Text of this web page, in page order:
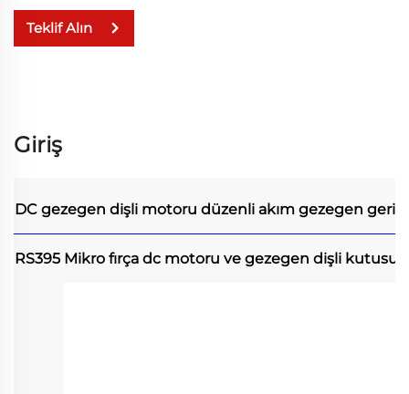
Teklif Alın
Giriş
DC gezegen dişli motoru düzenli akım gezegen geri
RS395 Mikro fırça dc motoru ve gezegen dişli